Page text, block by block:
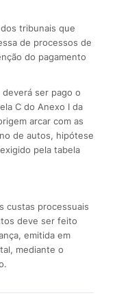
tribunais que
de processos de
do pagamento
ser pago o
C do Anexo I da
arcar com as
de autos, hipótese
pela tabela
custas processuais
deve ser feito
emitida em
mediante o